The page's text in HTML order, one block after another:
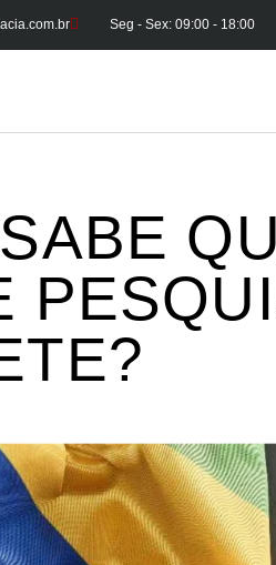
Seg - Sex: 09:00 - 18:00